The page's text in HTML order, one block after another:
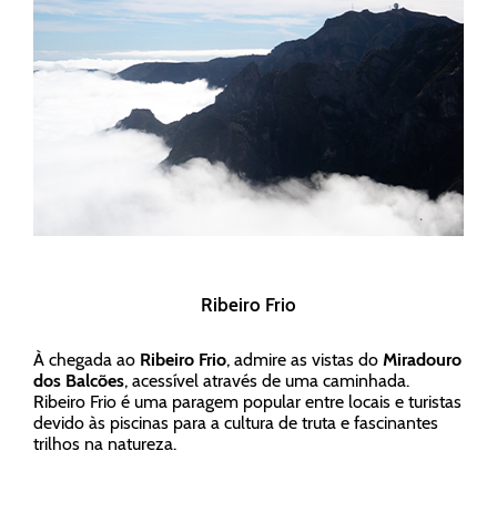
Ribeiro Frio
À chegada ao Ribeiro Frio, admire as vistas do Miradouro
dos Balcões, acessível através de uma caminhada.
Ribeiro Frio é uma paragem popular entre locais e turistas
devido às piscinas para a cultura de truta e fascinantes
trilhos na natureza.